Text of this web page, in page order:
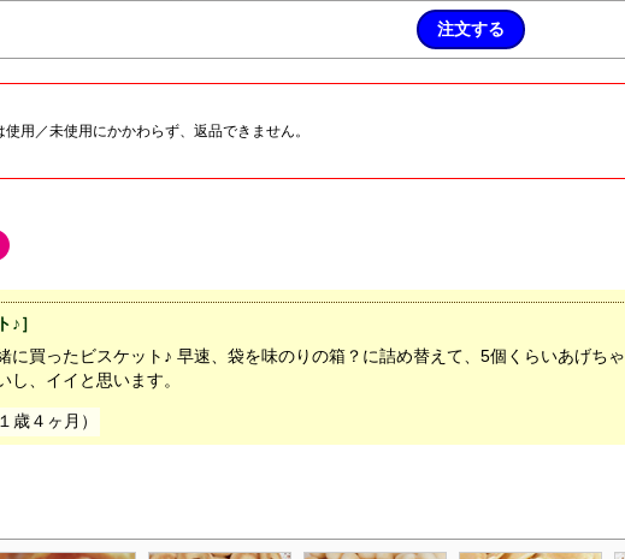
用／未使用にかかわらず、返品できません。
♪］
に買ったビスケット♪ 早速、袋を味のりの箱？に詰め替えて、5個くらいあげ
し、イイと思います。
歳４ヶ月）